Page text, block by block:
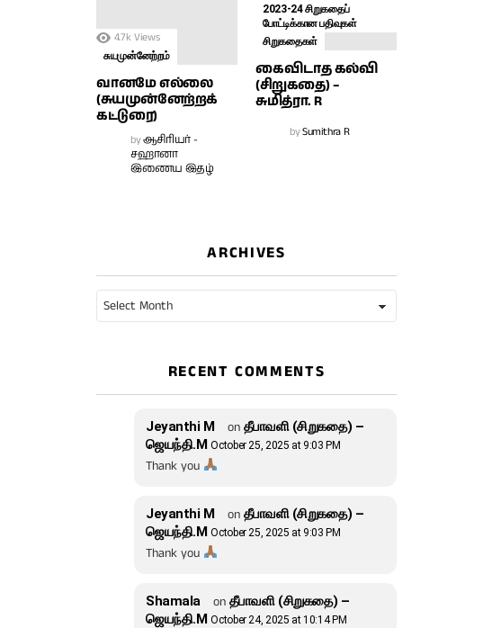
4.7k Views
சுயமுன்னேற்றம்
வானமே எல்லை
(சுயமுன்னேற்றக்
கட்டுரை)
byஆசிரியர் -
சஹானா
இணைய இதழ்
2023-24 சிறுகதைப்
போட்டிக்கான பதிவுகள்
சிறுகதைகள்
கைவிடாத கல்வி
(சிறுகதை) –
சுமித்ரா. R
bySumithra R
ARCHIVES
RECENT COMMENTS
Jeyanthi M on தீபாவளி (சிறுகதை) –
ஜெயந்தி.M October 25, 2025 at 9:03 PM
Thank you
Jeyanthi M on தீபாவளி (சிறுகதை) –
ஜெயந்தி.M October 25, 2025 at 9:03 PM
Thank you
Shamala onதீபாவளி (சிறுகதை) –
ஜெயந்தி.M October 24, 2025 at 10:14 PM